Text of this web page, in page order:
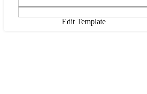
Edit Template